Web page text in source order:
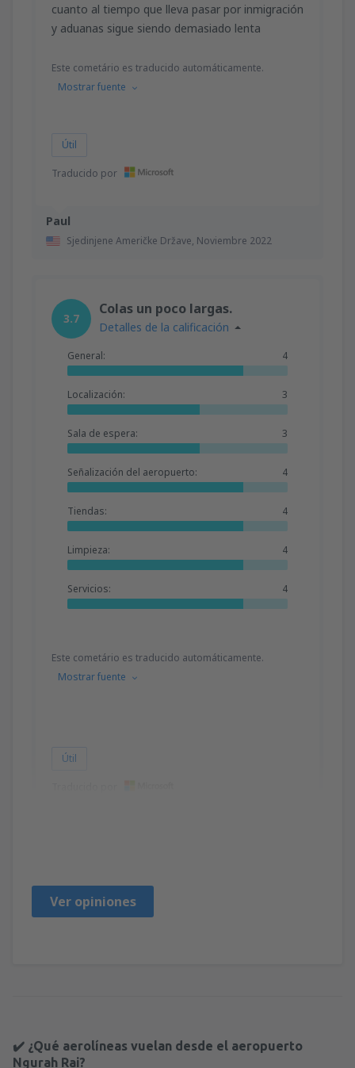
Paul
Sjedinjene Američke Države, Noviembre 2022
cuanto al tiempo que lleva pasar por inmigración
y aduanas sigue siendo demasiado lenta
Este cometário es traducido automáticamente.
Mostrar fuente
Útil
Traducido por
3.7
Colas un poco largas.
Detalles de la calificación
General: 4
Localización: 3
Sala de espera: 3
Señalización del aeropuerto: 4
Tiendas: 4
Limpieza: 4
Servicios: 4
Este cometário es traducido automáticamente.
Mostrar fuente
Útil
Ver opiniones
✔️ ¿Qué aerolíneas vuelan desde el aeropuerto
Ngurah Rai?